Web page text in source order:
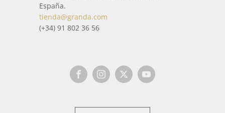
España.
tienda@granda.com
(+34) 91 802 36 56